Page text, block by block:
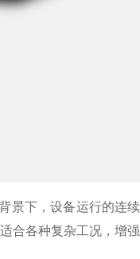
下，设备运行的连
各种复杂工况，增强